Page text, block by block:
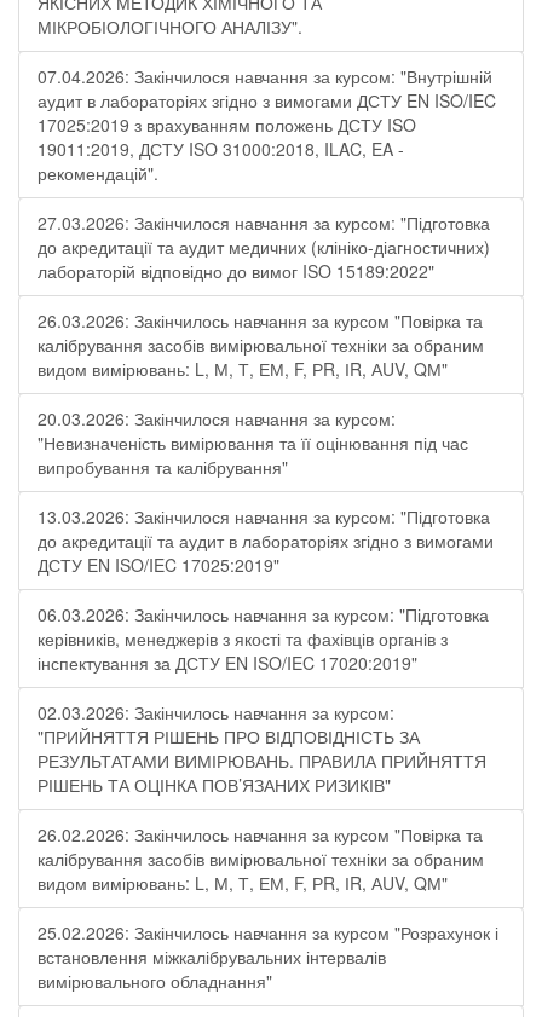
МІКРОБІОЛОГІЧНОГО АНАЛІЗУ".
07.04.2026: Закінчилося навчання за курсом: "Внутрішній
аудит в лабораторіях згідно з вимогами ДСТУ EN ISO/IEC
17025:2019 з врахуванням положень ДСТУ ISO
19011:2019, ДСТУ ISO 31000:2018, ILAC, EA -
рекомендацій".
27.03.2026: Закінчилося навчання за курсом: "Підготовка
до акредитації та аудит медичних (клініко-діагностичних)
лабораторій відповідно до вимог ISO 15189:2022"
26.03.2026: Закінчилось навчання за курсом "Повірка та
калібрування засобів вимірювальної техніки за обраним
видом вимірювань: L, М, Т, ЕМ, F, РR, ІR, АUV, QМ"
20.03.2026: Закінчилося навчання за курсом:
"Невизначеність вимірювання та її оцінювання під час
випробування та калібрування"
13.03.2026: Закінчилося навчання за курсом: "Підготовка
до акредитації та аудит в лабораторіях згідно з вимогами
ДСТУ EN ISO/IEC 17025:2019"
06.03.2026: Закінчилось навчання за курсом: "Підготовка
керівників, менеджерів з якості та фахівців органів з
інспектування за ДСТУ EN ISO/IEC 17020:2019"
02.03.2026: Закінчилось навчання за курсом:
"ПРИЙНЯТТЯ РІШЕНЬ ПРО ВІДПОВІДНІСТЬ ЗА
РЕЗУЛЬТАТАМИ ВИМІРЮВАНЬ. ПРАВИЛА ПРИЙНЯТТЯ
РІШЕНЬ ТА ОЦІНКА ПОВ’ЯЗАНИХ РИЗИКІВ"
26.02.2026: Закінчилось навчання за курсом "Повірка та
калібрування засобів вимірювальної техніки за обраним
видом вимірювань: L, М, Т, ЕМ, F, РR, ІR, АUV, QМ"
25.02.2026: Закінчилось навчання за курсом "Розрахунок і
встановлення міжкалібрувальних інтервалів
вимірювального обладнання"